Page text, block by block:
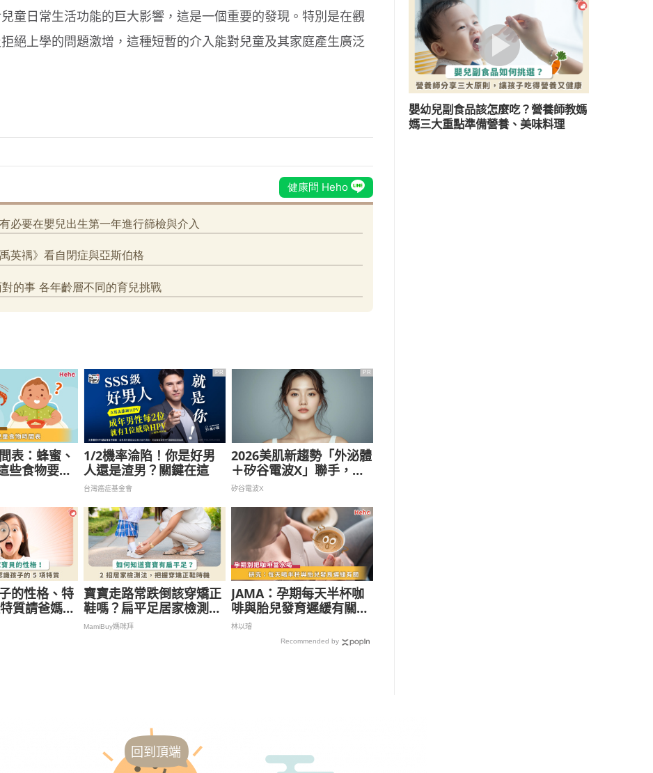
童日常生活功能的巨大影響，這是一個重要的發現。特別是在觀
絕上學的問題激增，這種短暫的介入能對兒童及其家庭產生廣泛
表：蜂蜜、
些食物要到
PR
1/2機率淪陷！你是好男
人還是渣男？關鍵在這
台灣癌症基金會
PR
2026美肌新趨勢「外泌體
＋矽谷電波X」聯手，開
啟高階養膚新世代
矽谷電波X
的性格、特
質請爸媽好
寶寶走路常跌倒該穿矯正
鞋嗎？扁平足居家檢測與
症狀，讓孩子穿對時機
MamiBuy媽咪拜
JAMA：孕期每天半杯咖
啡與胎兒發育遲緩有關！
孕婦怎麼喝？專家給出意
林以璿
Recommended by
嬰幼兒副食品該怎麼吃？營養師教媽
媽三大重點準備營養、美味料理
回到頂端